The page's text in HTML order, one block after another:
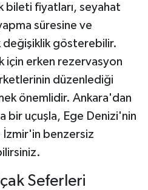
bileti fiyatları, seyahat
süresine ve
değişiklik gösterebilir.
için erken rezervasyon
düzenlediği
önemlidir. Ankara'dan
bir uçuşla, Ege Denizi'nin
İzmir'in benzersiz
Seferleri